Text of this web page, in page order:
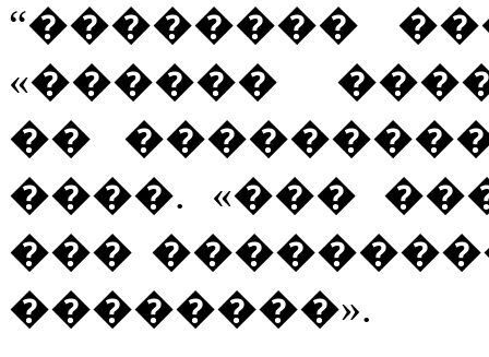
“�������� ���
«������
��
����. «���
���
��������».